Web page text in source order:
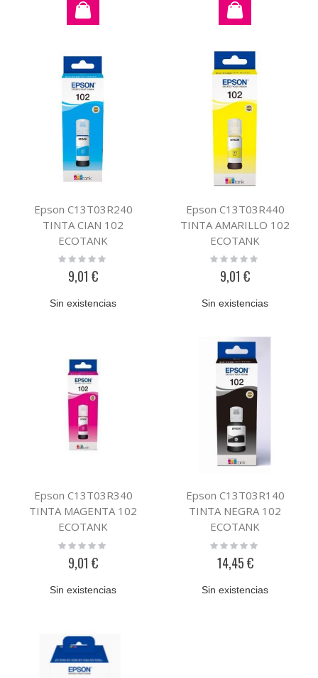
Epson C13T03R240
TINTA CIAN 102
ECOTANK
Rating:
9,01 €
Sin existencias
Epson C13T03R440
TINTA AMARILLO 102
ECOTANK
Rating:
9,01 €
Sin existencias
Epson C13T03R340
TINTA MAGENTA 102
ECOTANK
Rating:
9,01 €
Sin existencias
Epson C13T03R140
TINTA NEGRA 102
ECOTANK
Rating:
14,45 €
Sin existencias